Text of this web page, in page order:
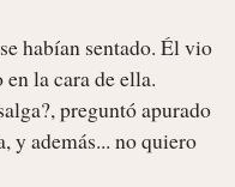
la cara de ella.